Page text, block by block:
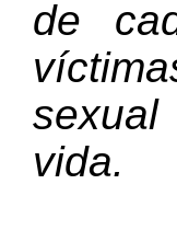
de
vida.